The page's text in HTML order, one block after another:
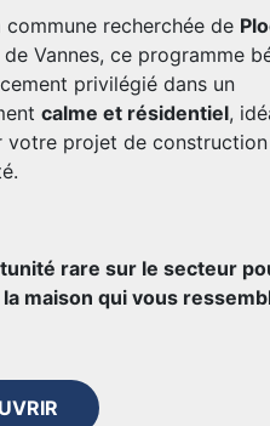
commune recherchée de
Vannes, ce programme
privilégié dans un
calme et résidentiel,
votre projet de
rare sur le secteur
maison qui vous